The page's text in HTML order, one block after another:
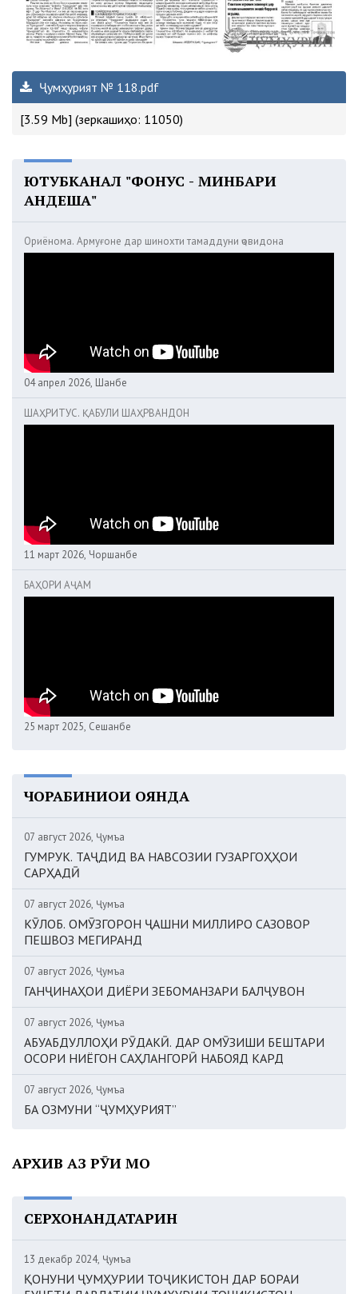
Ҷумҳурият № 118.pdf
[3.59 Mb] (зеркашиҳо: 11050)
ЮТУБКАНАЛ "ФОНУС - МИНБАРИ
АНДЕША"
Ориёнома. Армуғоне дар шинохти тамаддуни ҷовидона
04 апрел 2026, Шанбе
ШАҲРИТУС. ҚАБУЛИ ШАҲРВАНДОН
11 март 2026, Чоршанбе
БАҲОРИ АҶАМ
25 март 2025, Сешанбе
ЧОРАБИНИҲОИ ОЯНДА
07 август 2026, Ҷумъа
ГУМРУК. ТАҶДИД ВА НАВСОЗИИ ГУЗАРГОҲҲОИ
САРҲАДӢ
07 август 2026, Ҷумъа
КӮЛОБ. ОМӮЗГОРОН ҶАШНИ МИЛЛИРО САЗОВОР
ПЕШВОЗ МЕГИРАНД
07 август 2026, Ҷумъа
ГАНҶИНАҲОИ ДИЁРИ ЗЕБОМАНЗАРИ БАЛҶУВОН
07 август 2026, Ҷумъа
АБУАБДУЛЛОҲИ РӮДАКӢ. ДАР ОМӮЗИШИ БЕШТАРИ
ОСОРИ НИЁГОН САҲЛАНГОРӢ НАБОЯД КАРД
07 август 2026, Ҷумъа
БА ОЗМУНИ “ҶУМҲУРИЯТ”
АРХИВ АЗ РӮИ МОҲ
СЕРХОНАНДАТАРИН
13 декабр 2024, Ҷумъа
ҚОНУНИ ҶУМҲУРИИ ТОҶИКИСТОН ДАР БОРАИ